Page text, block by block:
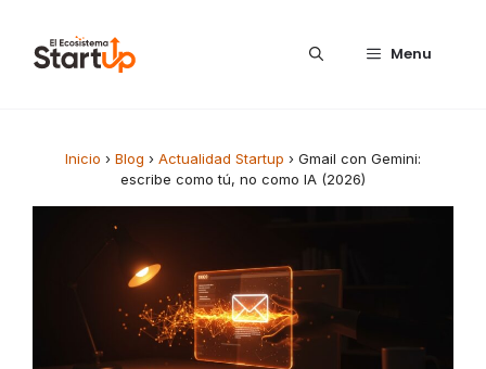
Menu
Inicio › Blog › Actualidad Startup › Gmail con Gemini:
escribe como tú, no como IA (2026)